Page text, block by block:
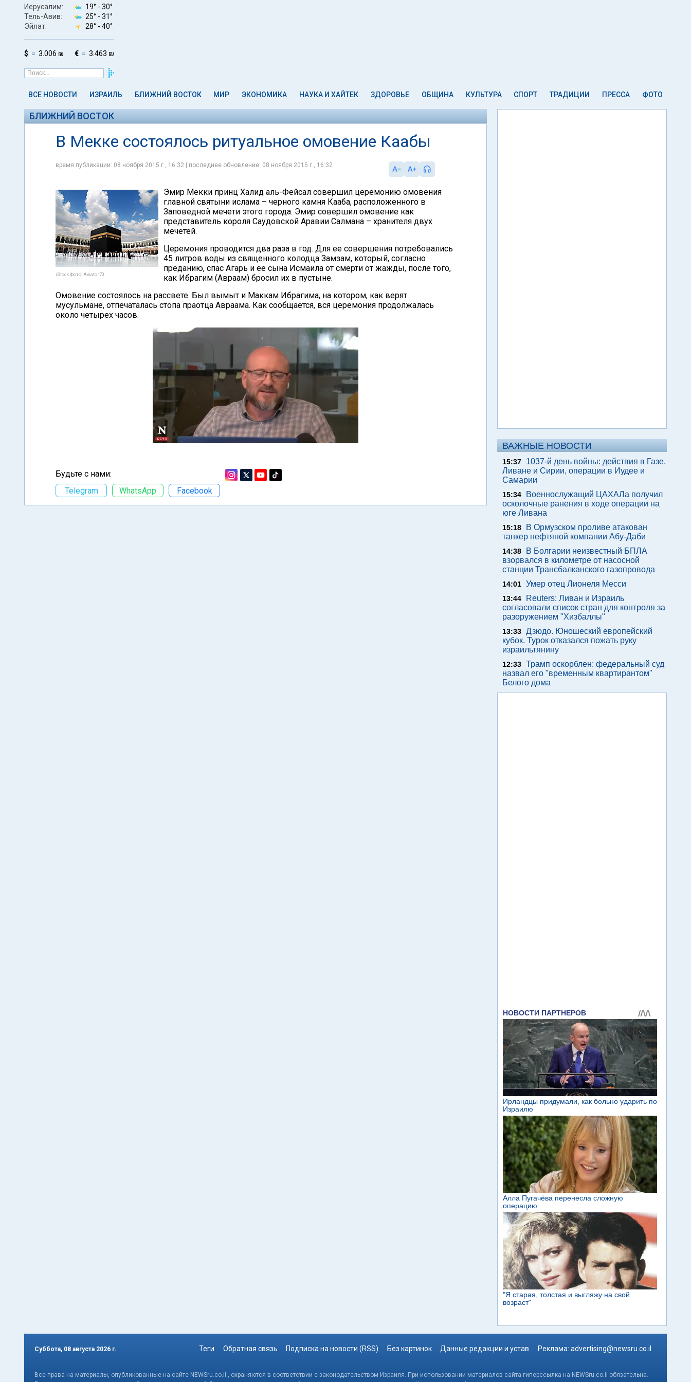
Иерусалим: 19° - 30°
Тель-Авив:
25° - 31°
Эйлат:
28° - 40°
$ 3.006 ₪ € 3.463 ₪
ВСЕ НОВОСТИ ИЗРАИЛЬ БЛИЖНИЙ ВОСТОК МИР ЭКОНОМИКА НАУКА И ХАЙТЕК ЗДОРОВЬЕ ОБЩИНА КУЛЬТУРА СПОРТ ТРАДИЦИИ ПРЕССА ФОТО
БЛИЖНИЙ ВОСТОК
В Мекке состоялось ритуальное омовение Каабы
время публикации: 08 ноября 2015 г., 16:32 | последнее обновление: 08 ноября 2015 г., 16:32
iStock Фото: Aviator70
Эмир Мекки принц Халид аль-Фейсал совершил церемонию омовения
главной святыни ислама – черного камня Кааба, расположенного в
Заповедной мечети этого города. Эмир совершил омовение как
представитель короля Саудовской Аравии Салмана – хранителя двух
мечетей.
Церемония проводится два раза в год. Для ее совершения потребовались
45 литров воды из священного колодца Замзам, который, согласно
преданию, спас Агарь и ее сына Исмаила от смерти от жажды, после того,
как Ибрагим (Авраам) бросил их в пустыне.
Омовение состоялось на рассвете. Был вымыт и Маккам Ибрагима, на котором, как верят
мусульмане, отпечаталась стопа праотца Авраама. Как сообщается, вся церемония продолжалась
около четырех часов.
Будьте с нами:
Telegram
WhatsApp Facebook
ВАЖНЫЕ НОВОСТИ
15:37
1037-й день войны: действия в Газе,
Ливане и Сирии, операции в Иудее и
Самарии
15:34
Военнослужащий ЦАХАЛа получил
осколочные ранения в ходе операции на
юге Ливана
15:18
В Ормузском проливе атакован
танкер нефтяной компании Абу-Даби
14:38
В Болгарии неизвестный БПЛА
взорвался в километре от насосной
станции Трансбалканского газопровода
14:01 Умер отец Лионеля Месси
13:44
Reuters: Ливан и Израиль
согласовали список стран для контроля за
разоружением "Хизбаллы"
13:33 Дзюдо. Юношеский европейский
кубок. Турок отказался пожать руку
израильтянину
12:33 Трамп оскорблен: федеральный суд
назвал его "временным квартирантом"
Белого дома
Суббота, 08 августа 2026 г. Теги Обратная связь Подписка на новости (RSS) Без картинок Данные редакции и устав Реклама: advertising@newsru.co.il
Все права на материалы, опубликованные на сайте NEWSru.co.il , охраняются в соответствии с законодательством Израиля. При использовании материалов сайта гиперссылка на NEWSru.co.il обязательна.